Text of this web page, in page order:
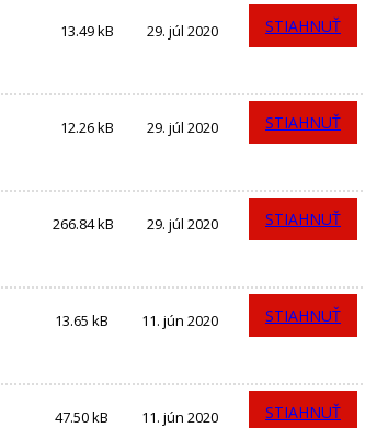
STIAHNUŤ
13.49 kB 29. júl 2020
STIAHNUŤ
12.26 kB 29. júl 2020
STIAHNUŤ
266.84 kB 29. júl 2020
STIAHNUŤ
13.65 kB 11. jún 2020
STIAHNUŤ
47.50 kB 11. jún 2020